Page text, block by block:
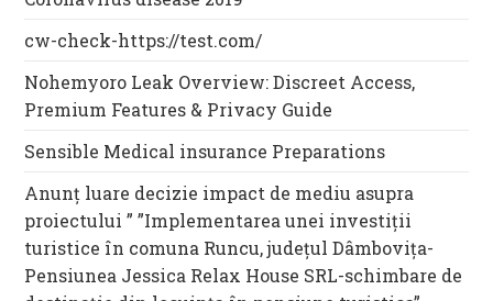
cw-check-https://test.com/
Nohemyoro Leak Overview: Discreet Access,
Premium Features & Privacy Guide
Sensible Medical insurance Preparations
Anunț luare decizie impact de mediu asupra
proiectului ” ”Implementarea unei investiții
turistice în comuna Runcu, județul Dâmbovița-
Pensiunea Jessica Relax House SRL-schimbare de